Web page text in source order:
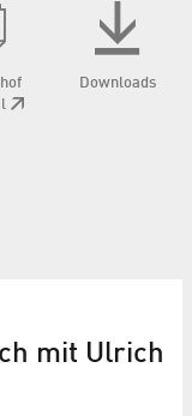
Downloads
mit Ulrich